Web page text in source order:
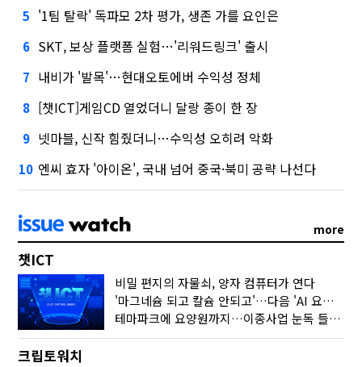
5 '1팀 탈락' 독파모 2차 평가, 생존 가를 요인은
6 SKT, 보상 플랫폼 실험…'리워드링크' 출시
7 내비가 '발목'…현대오토에버 수익성 정체
8 [챗ICT]게임CD 열었더니 달랑 종이 한 장
9 넷마블, 신작 힘줬더니…수익성 오히려 악화
10 엔씨 효자 '아이온', 국내 넘어 중국·북미 공략 나선다
more
챗ICT
비밀 편지의 자물쇠, 양자 컴퓨터가 연다
'마그네슘 되고 칼슘 안되고'…다음 'AI 요약' 갈 길은
테마파크에 요양원까지…이종사업 눈독 들이는 게임사
크립토워치